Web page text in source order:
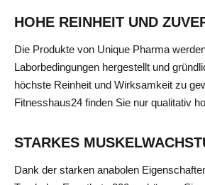
HOHE REINHEIT UND
Die Produkte von Unique Pharma
Laborbedingungen hergestellt und
höchste Reinheit und Wirksamkeit zu
Fitnesshaus24 finden Sie nur qualitativ
STARKES
Dank der starken anabolen